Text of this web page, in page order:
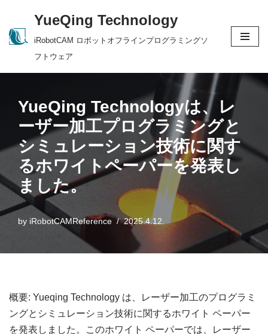
Skip
YueQing Technology
iRobotCAM ロボットオフラインプログラミングソ
フトウェア
YueQing Technologyは、レ
ーザー加工プログラミングと
シミュレーション技術に関す
るホワイトペーパーを発表し
ました。
by iRobotCAMReference 2025.4.12.
概要: Yueqing Technology は、レーザー加工のプログラミ
ングとシミュレーション技術に関するホワイト ペーパー
を発表しました。このホワイト ペーパーでは、レーザー